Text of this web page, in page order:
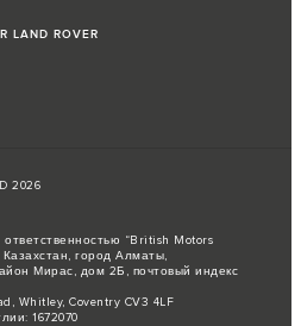
ROVER
2026
“British Motors
Казахстан, город Алматы,
Мирас, дом 2Б, почтовый индекс
Whitley, Coventry CV3 4LF
1672070